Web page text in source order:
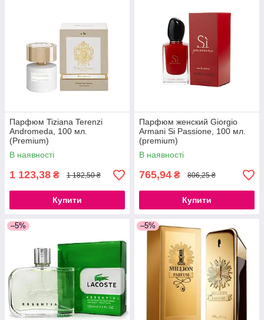
Парфюм Tiziana Terenzi
Andromeda, 100 мл.
(Premium)
В наявності
1 123,38 ₴ 1 182,50 ₴
Купити
Парфюм женский Giorgio
Armani Si Passione, 100 мл.
(premium)
В наявності
765,94 ₴ 806,25 ₴
Купити
–5% –5%